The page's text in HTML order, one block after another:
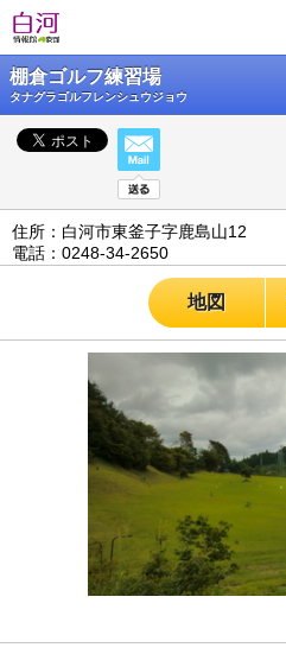
棚倉ゴルフ練習場
タナグラゴルフレンシュウジョウ
住所：白河市東釜子字鹿島山12
電話：0248-34-2650
地図